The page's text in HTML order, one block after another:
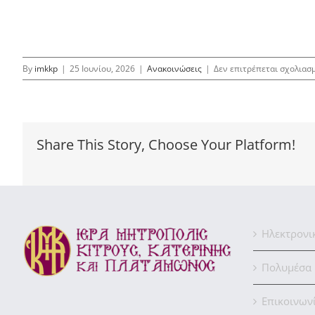
By imkkp | 25 Ιουνίου, 2026 | Ανακοινώσεις | Δεν επιτρέπεται
Share This Story, Choose Your Platform!
Πολυμέσα